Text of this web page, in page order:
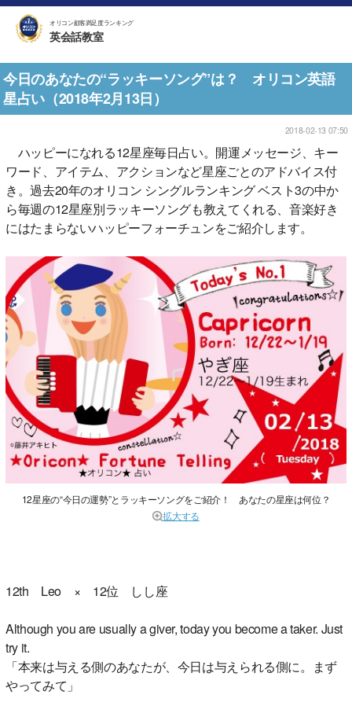
オリコン顧客満足度ランキング
英会話教室
今日のあなたの“ラッキーソング”は？ オリコン英語
星占い（2018年2月13日）
2018-02-13 07:50
ハッピーになれる12星座毎日占い。開運メッセージ、キー
ワード、アイテム、アクションなど星座ごとのアドバイス付
き。過去20年のオリコン シングルランキング ベスト3の中か
ら毎週の12星座別ラッキーソングも教えてくれる、音楽好き
にはたまらないハッピーフォーチュンをご紹介します。
12星座の“今日の運勢”とラッキーソングをご紹介！ あなたの星座は何位？
拡大する
12th Leo × 12位 しし座
Although you are usually a giver, today you become a taker. Just
try it.
「本来は与える側のあなたが、今日は与えられる側に。まず
やってみて」